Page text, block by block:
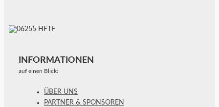
INFORMATIONEN
auf einen Blick:
ÜBER UNS
PARTNER & SPONSOREN